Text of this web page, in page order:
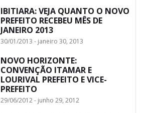
IBITIARA: VEJA QUANTO O NOVO
PREFEITO RECEBEU MÊS DE
JANEIRO 2013
30/01/2013 - janeiro 30, 2013
NOVO HORIZONTE:
CONVENÇÃO ITAMAR E
LOURIVAL PREFEITO E VICE-
PREFEITO
29/06/2012 - junho 29, 2012